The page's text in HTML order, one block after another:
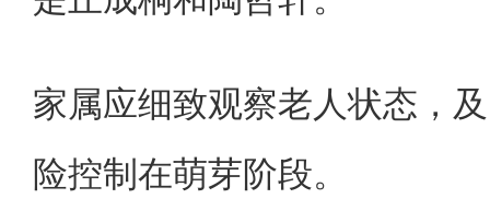
家属应细致观察老人状态，
险控制在萌芽阶段。